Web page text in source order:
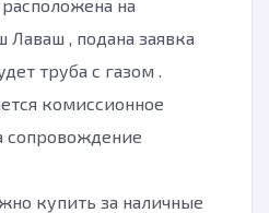
на
Лаваш , подана заявка
труба с газом .
комиссионное
сопровождение
купить за наличные